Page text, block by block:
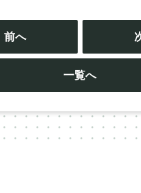
投
ビ
ー
シ
ョ
前へ
一覧へ